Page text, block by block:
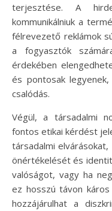
terjesztése. A
kommunikálniuk a
félrevezető reklámok
a fogyasztók
érdekében
és pontosak
csalódás.
Végül, a társadalmi
fontos etikai kérdést
társadalmi
önértékelését és
valóságot, vagy ha
ez hosszú távon
hozzájárulhat a